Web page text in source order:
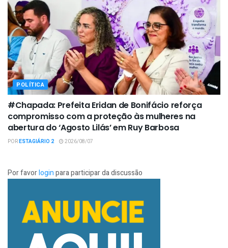
POLÍTICA
#Chapada: Prefeita Eridan de Bonifácio reforça
compromisso com a proteção às mulheres na
abertura do ‘Agosto Lilás’ em Ruy Barbosa
PORESTAGIÁRIO 2 2026/08/07
Por favorloginpara participar da discussão